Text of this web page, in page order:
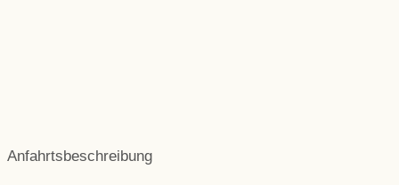
Anfahrtsbeschreibung